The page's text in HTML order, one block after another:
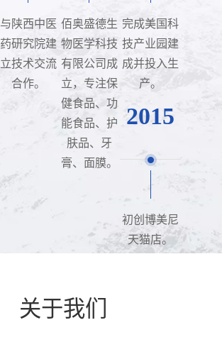
与陕西中医
药研究院建
立技术交流
合作。
佰奥盛德生
物医学科技
有限公司成
立，专注保
健食品、功
能食品、护
肤品、牙
膏、面膜。
完成美国科
技产业园建
成并投入生
产。
2015
初创博美尼
天猫店。
关于我们